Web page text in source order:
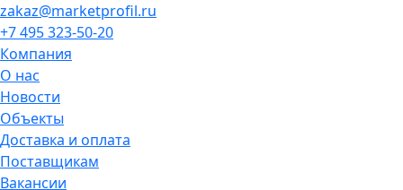
zakaz@marketprofil.ru
+7 495 323-50-20
Компания
О нас
Новости
Объекты
Доставка и оплата
Поставщикам
Вакансии